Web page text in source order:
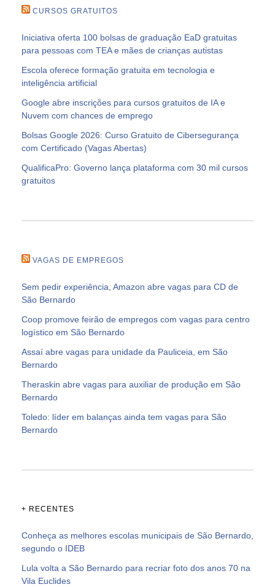
CURSOS GRATUITOS
Iniciativa oferta 100 bolsas de graduação EaD gratuitas
para pessoas com TEA e mães de crianças autistas
Escola oferece formação gratuita em tecnologia e
inteligência artificial
Google abre inscrições para cursos gratuitos de IA e
Nuvem com chances de emprego
Bolsas Google 2026: Curso Gratuito de Cibersegurança
com Certificado (Vagas Abertas)
QualificaPro: Governo lança plataforma com 30 mil cursos
gratuitos
VAGAS DE EMPREGOS
Sem pedir experiência, Amazon abre vagas para CD de
São Bernardo
Coop promove feirão de empregos com vagas para centro
logístico em São Bernardo
Assaí abre vagas para unidade da Pauliceia, em São
Bernardo
Theraskin abre vagas para auxiliar de produção em São
Bernardo
Toledo: líder em balanças ainda tem vagas para São
Bernardo
+ RECENTES
Conheça as melhores escolas municipais de São Bernardo,
segundo o IDEB
Lula volta a São Bernardo para recriar foto dos anos 70 na
Vila Euclides